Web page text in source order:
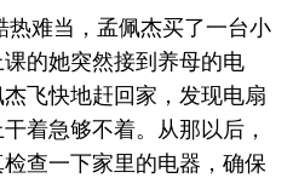
难当，孟佩杰买了一台小
的她突然接到养母的电
飞快地赶回家，发现电扇
着急够不着。从那以后，
查一下家里的电器，确保